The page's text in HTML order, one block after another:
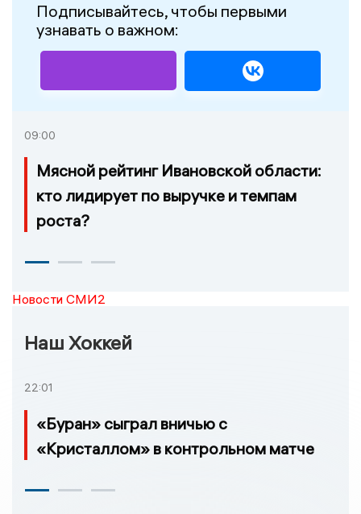
Подписывайтесь, чтобы первыми
узнавать о важном:
09:00
Мясной рейтинг Ивановской области:
кто лидирует по выручке и темпам
роста?
Новости СМИ2
Наш Хоккей
22:01
«Буран» сыграл вничью с
«Кристаллом» в контрольном матче